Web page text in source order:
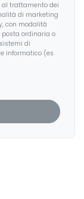
al trattamento dei
di marketing
con modalità
posta ordinaria o
di
informatico (es.